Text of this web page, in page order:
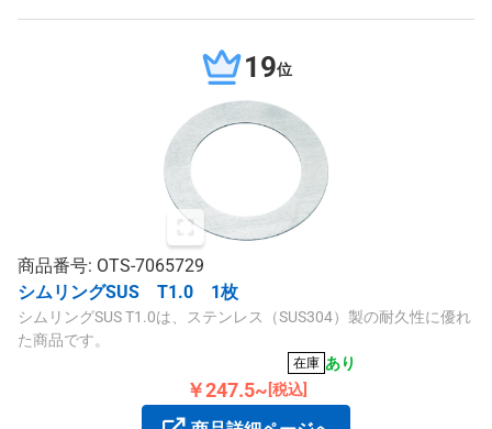
19位
商品番号: OTS-7065729
シムリングSUS T1.0 1枚
シムリングSUS T1.0は、ステンレス（SUS304）製の耐久性に優れ
た商品です。
在庫 あり
￥247.5~ [税込]